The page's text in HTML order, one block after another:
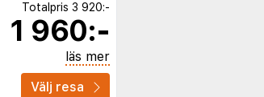
Totalpris 3 920:-
1 960:-
läs mer
Välj resa